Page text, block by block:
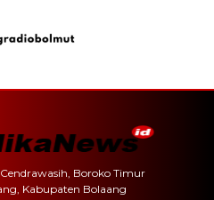
Boroko Timur
Kabupaten Bolaang